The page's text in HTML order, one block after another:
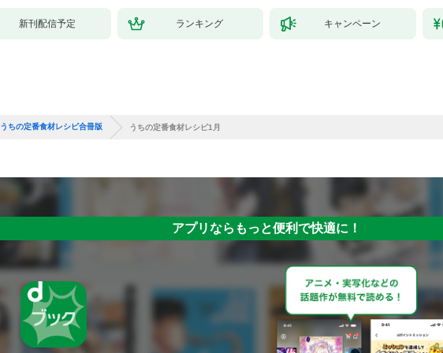
新刊配信予定 ランキング キャンペーン
うちの定番食材レシピ合冊版 うちの定番食材レシピ1月
アプリならもっと便利で快適に！